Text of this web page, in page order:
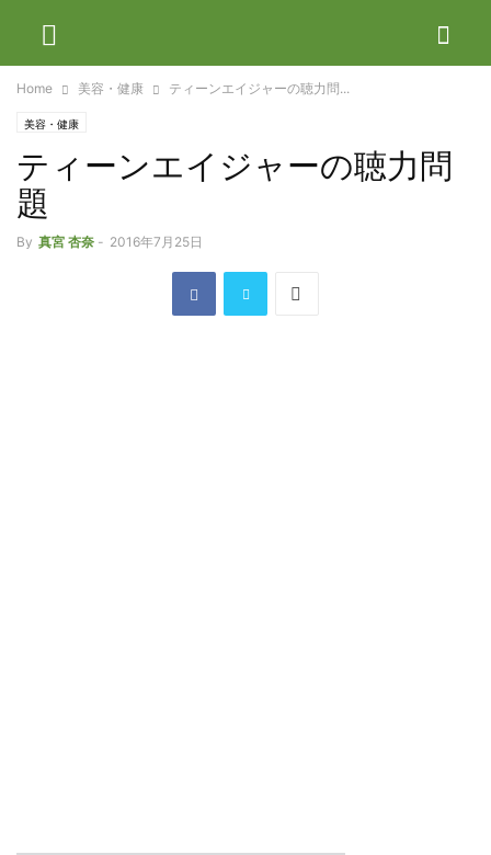
Home 美容・健康 ティーンエイジャーの聴力問...
美容・健康
ティーンエイジャーの聴力問
題
By 真宮 杏奈 - 2016年7月25日